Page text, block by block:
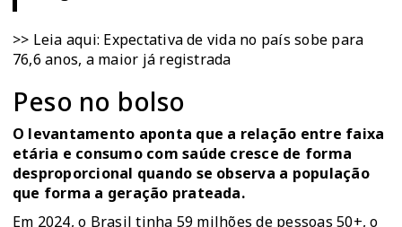
>> Leia aqui: Expectativa de vida no país sobe para
76,6 anos, a maior já registrada
Peso no bolso
O levantamento aponta que a relação entre faixa
etária e consumo com saúde cresce de forma
desproporcional quando se observa a população
que forma a geração prateada.
Em 2024, o Brasil tinha 59 milhões de pessoas 50+, o